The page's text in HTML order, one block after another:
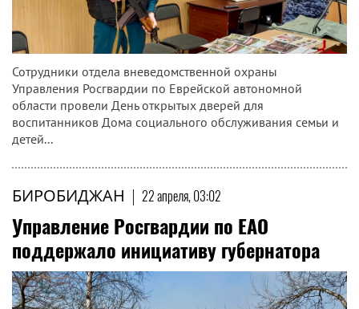
Сотрудники отдела вневедомственной охраны
Управления Росгвардии по Еврейской автономной
области провели День открытых дверей для
воспитанников Дома социального обслуживания семьи и
детей...
БИРОБИДЖАН | 22 апреля, 03:02
Управление Росгвардии по ЕАО
поддержало инициативу губернатора